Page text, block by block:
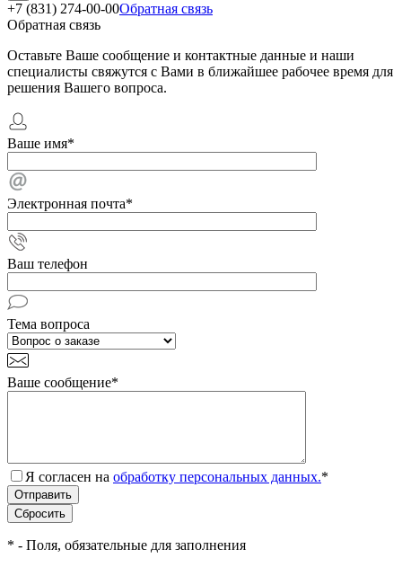
+7 (831) 274-00-00Обратная связь
Обратная связь
Оставьте Ваше сообщение и контактные данные и наши
специалисты свяжутся с Вами в ближайшее рабочее время для
решения Вашего вопроса.
Ваше имя*
Электронная почта*
Ваш телефон
Тема вопроса
Ваше сообщение*
Я согласен на обработку персональных данных.*
* - Поля, обязательные для заполнения